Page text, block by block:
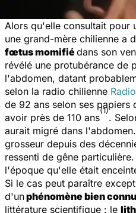
Alors qu'elle consultait pour
une grand-mère chilienne a
fœtus momifiédans son
révélé une protubérance de
l'abdomen, datant
selon la radio chilienne
de 92 ans selon ses
avoir près de 110 ans
(1)
.
aurait migré dans
grosseur depuis des
ressenti de gêne
l'époque qu'elle était
Si le cas peut paraître
d'unphénomène bien
littérature scientifique : le